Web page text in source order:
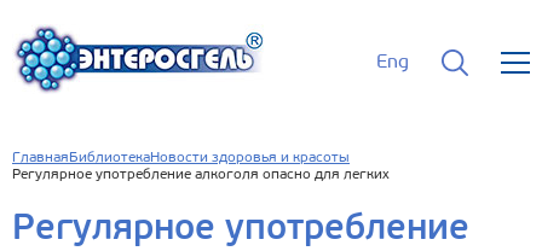
Eng
Главная БиблиотекаНовости здоровья и красоты
Регулярное употребление алкоголя опасно для легких
Регулярное употребление